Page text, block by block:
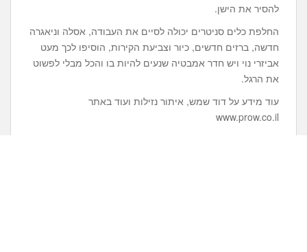
להסיר את הישן.
החלפת כלים סניטרים יכולה לסיים את העבודה, אסלה וניאגרה
חדשה, ברזים חדשים, כיור וצביעת הקירות, הוסיפו לכך מעט
אביזרי נוי ויש חדר אמבטיה שנעים להיות בו והכל מבלי לפשוט
את הרגל.
עוד מידע על דוד שמש, איתור נזילות ועוד באתר
www.prow.co.il